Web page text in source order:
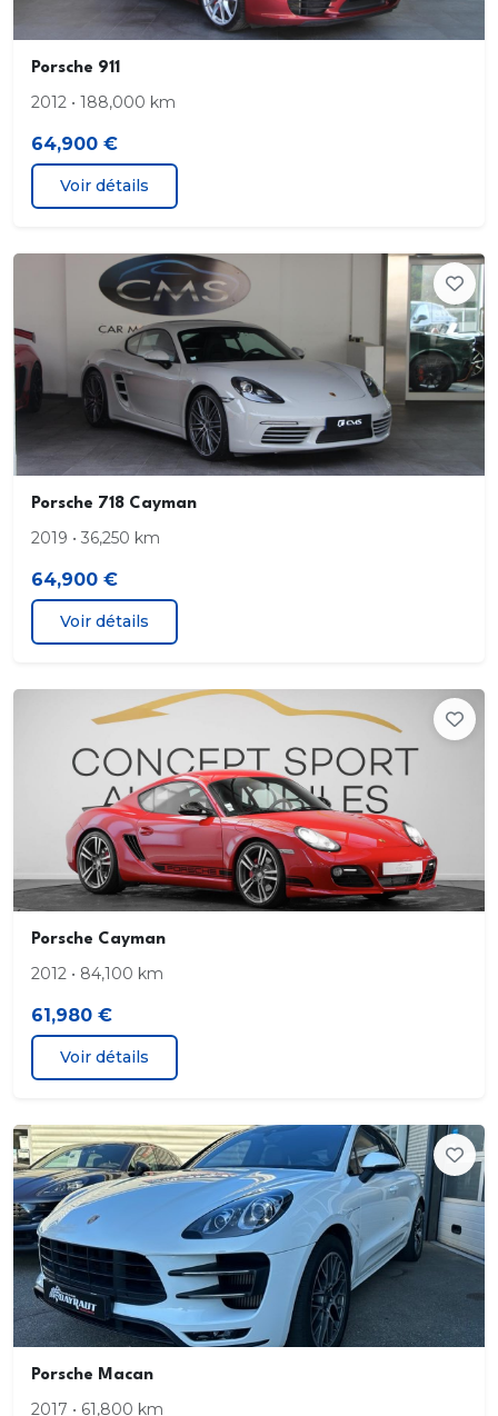
Porsche 911
2012 • 188,000 km
64,900 €
Voir détails
Porsche 718 Cayman
2019 • 36,250 km
64,900 €
Voir détails
Porsche Cayman
2012 • 84,100 km
61,980 €
Voir détails
Porsche Macan
2017 • 61,800 km